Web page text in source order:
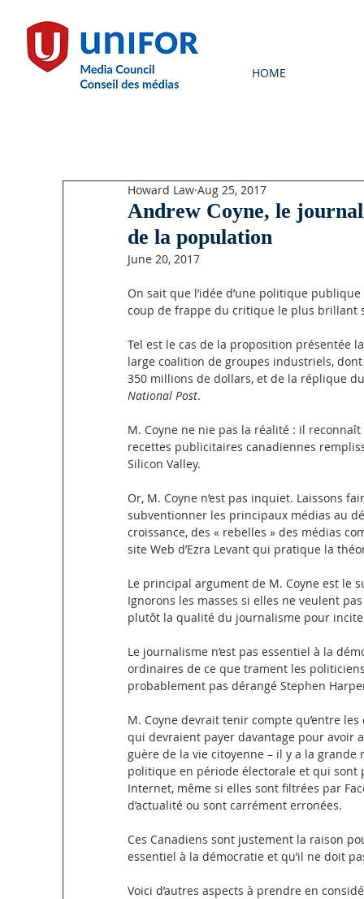
HOME
Andrew Coyne, le
de la population
Howard Law Aug 25, 2017
June 20, 2017
On sait que l’idée d’une politique
coup de frappe du critique le plus brillant
Tel est le cas de la proposition présentée
large coalition de groupes industriels,
350 millions de dollars, et de la réplique
National Post.
M. Coyne ne nie pas la réalité : il
recettes publicitaires canadiennes
Silicon Valley.
Or, M. Coyne n’est pas inquiet. Laissons
subventionner les principaux médias au
croissance, des « rebelles » des médias
site Web d’Ezra Levant qui pratique la
Le principal argument de M. Coyne est le
Ignorons les masses si elles ne veulent
plutôt la qualité du journalisme pour
Le journalisme n’est pas essentiel à la
ordinaires de ce que trament les
probablement pas dérangé Stephen
M. Coyne devrait tenir compte qu’entre
qui devraient payer davantage pour avoir
guère de la vie citoyenne – il y a la
politique en période électorale et qui
Internet, même si elles sont filtrées par
d’actualité ou sont carrément erronées.
Ces Canadiens sont justement la raison
essentiel à la démocratie et qu’il ne doit
Voici d’autres aspects à prendre en